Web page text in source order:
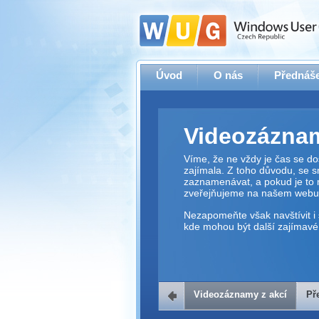
Úvod O nás
Víme, že ne vždy je čas se
zajímala. Z toho důvodu, se
zaznamenávat, a pokud je to
zveřejňujeme na našem webu.
Nezapomeňte však navštívit i
kde mohou být další zajímavé
Přehrávač
Videozáznamy z akcí